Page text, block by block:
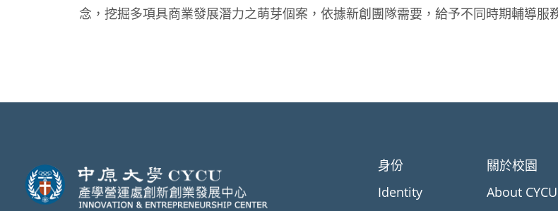
念，挖掘多項具商業發展潛力之萌芽個案，依據新創團隊需要，給予不同時期輔導服
身份
Identity
關於校園
About CYCU